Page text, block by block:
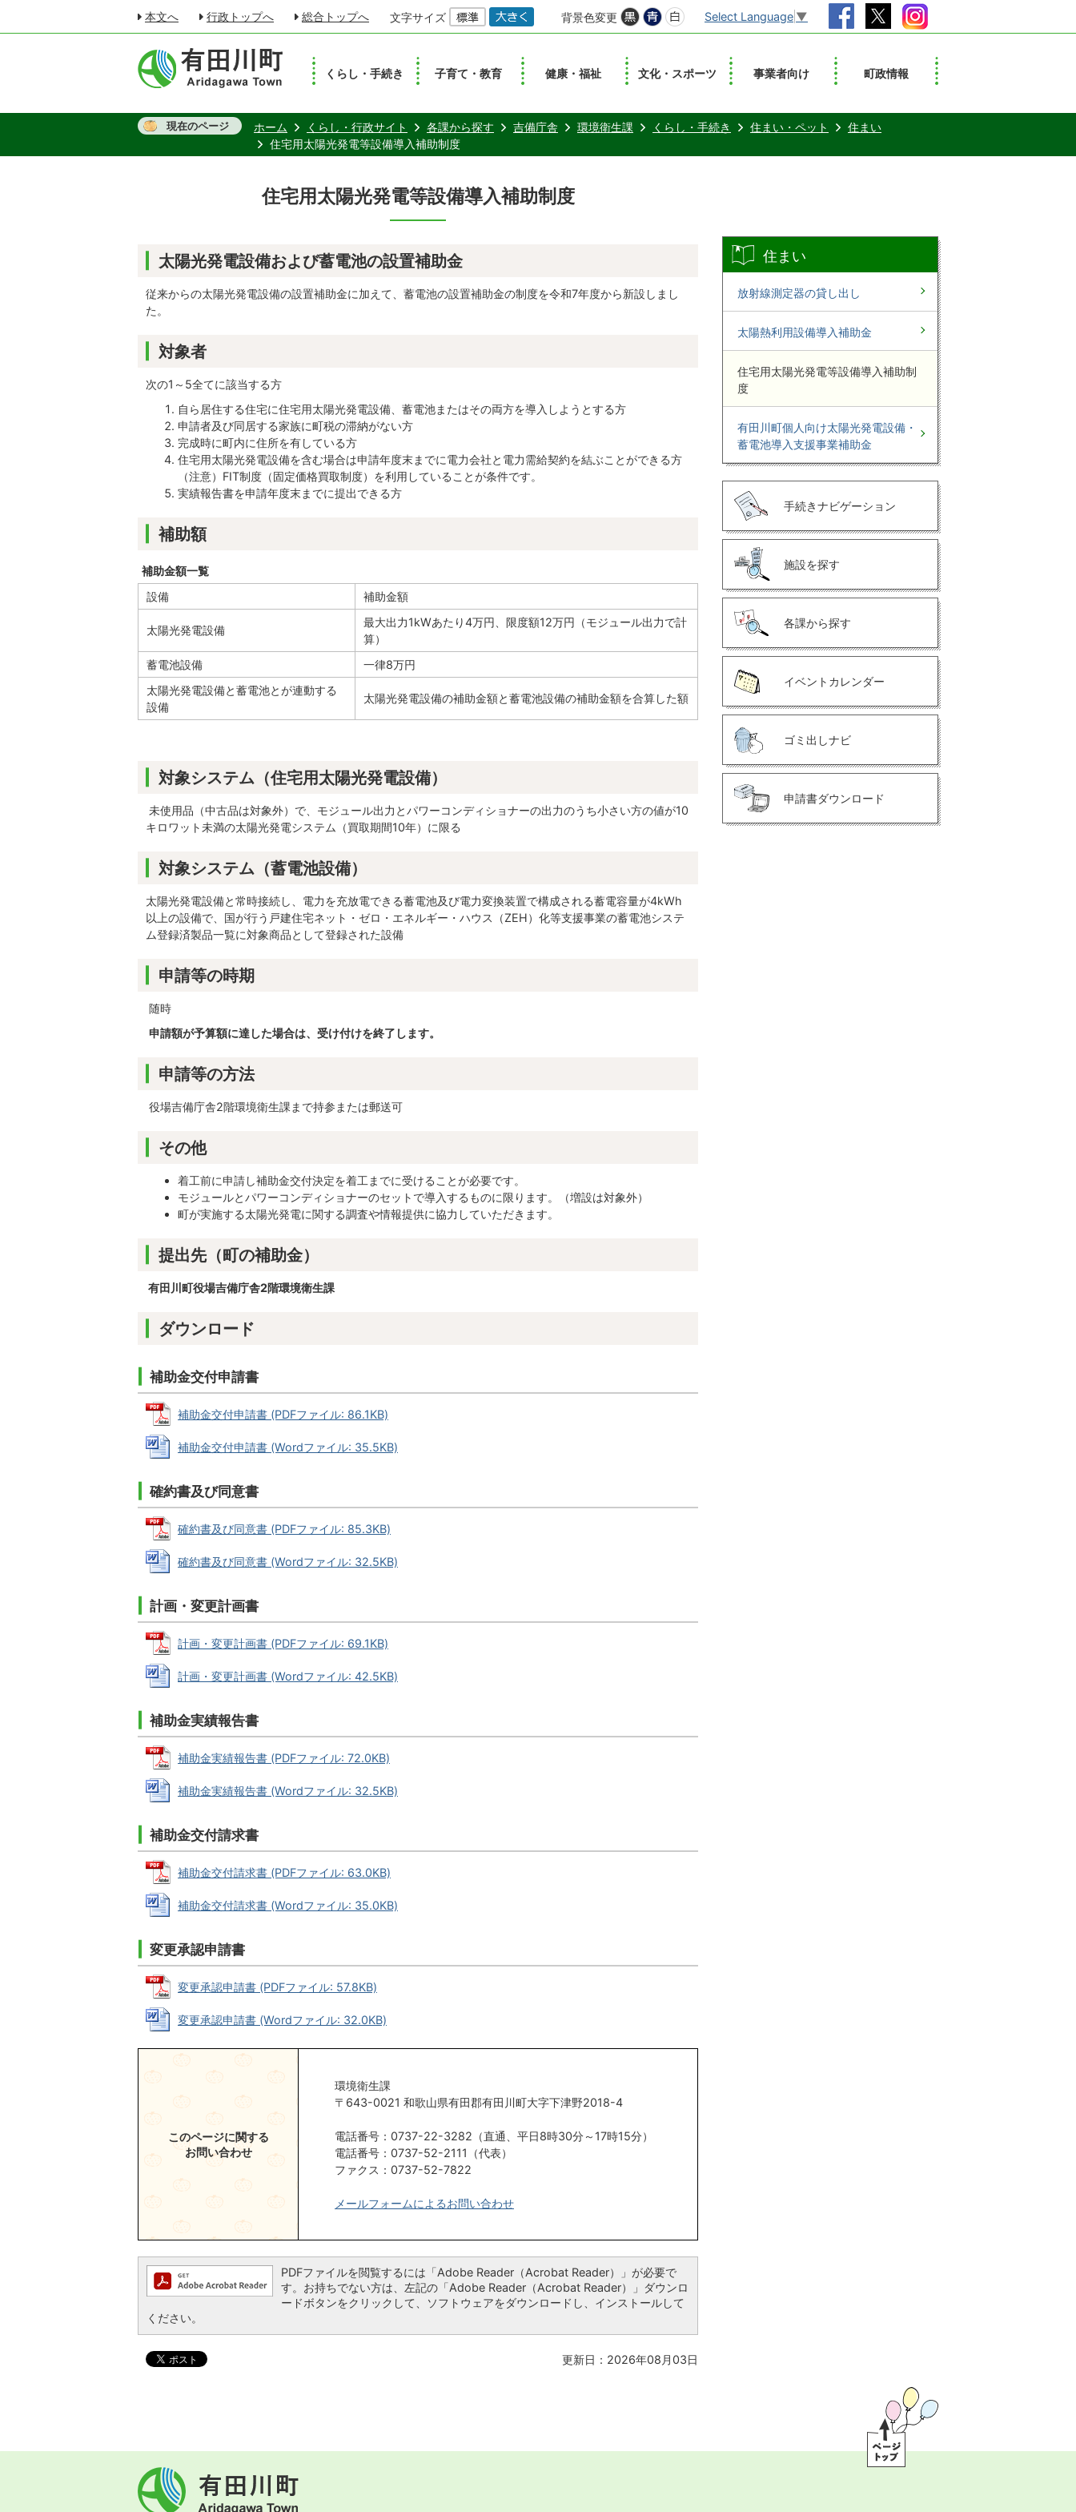
本文へ 行政トップへ 総合トップへ 文字サイズ 背景色変更 Select Language ▼
くらし・手続き 子育て・教育 健康・福祉 文化・スポーツ 事業者向け 町政情報
現在のページ ホーム くらし・行政サイト 各課から探す 吉備庁舎 環境衛生課 くらし・手続き 住まい・ペット
住まい
住宅用太陽光発電等設備導入補助制度
住宅用太陽光発電等設備導入補助制度
太陽光発電設備および蓄電池の設置補助金
従来からの太陽光発電設備の設置補助金に加えて、蓄電池の設置補助金の制度を令和7年度から新設しまし
た。
対象者
次の1～5全てに該当する方
自ら居住する住宅に住宅用太陽光発電設備、蓄電池またはその両方を導入しようとする方
申請者及び同居する家族に町税の滞納がない方
完成時に町内に住所を有している方
住宅用太陽光発電設備を含む場合は申請年度末までに電力会社と電力需給契約を結ぶことができる方
（注意）FIT制度（固定価格買取制度）を利用していることが条件です。
実績報告書を申請年度末までに提出できる方
補助額
補助金額一覧
設備
補助金額
太陽光発電設備
最大出力1kWあたり4万円、限度額12万円（モジュール出力で計
算）
蓄電池設備
一律8万円
太陽光発電設備と蓄電池とが連動する
設備
太陽光発電設備の補助金額と蓄電池設備の補助金額を合算した額
対象システム（住宅用太陽光発電設備）
未使用品（中古品は対象外）で、モジュール出力とパワーコンディショナーの出力のうち小さい方の値が10
キロワット未満の太陽光発電システム（買取期間10年）に限る
対象システム（蓄電池設備）
太陽光発電設備と常時接続し、電力を充放電できる蓄電池及び電力変換装置で構成される蓄電容量が4kWh
以上の設備で、国が行う戸建住宅ネット・ゼロ・エネルギー・ハウス（ZEH）化等支援事業の蓄電池システ
ム登録済製品一覧に対象商品として登録された設備
申請等の時期
随時
申請額が予算額に達した場合は、受け付けを終了します。
申請等の方法
役場吉備庁舎2階環境衛生課まで持参または郵送可
その他
着工前に申請し補助金交付決定を着工までに受けることが必要です。
モジュールとパワーコンディショナーのセットで導入するものに限ります。（増設は対象外）
町が実施する太陽光発電に関する調査や情報提供に協力していただきます。
提出先（町の補助金）
有田川町役場吉備庁舎2階環境衛生課
ダウンロード
補助金交付申請書
補助金交付申請書 (PDFファイル: 86.1KB)
補助金交付申請書 (Wordファイル: 35.5KB)
確約書及び同意書
確約書及び同意書 (PDFファイル: 85.3KB)
確約書及び同意書 (Wordファイル: 32.5KB)
計画・変更計画書
計画・変更計画書 (PDFファイル: 69.1KB)
計画・変更計画書 (Wordファイル: 42.5KB)
補助金実績報告書
補助金実績報告書 (PDFファイル: 72.0KB)
補助金実績報告書 (Wordファイル: 32.5KB)
補助金交付請求書
補助金交付請求書 (PDFファイル: 63.0KB)
補助金交付請求書 (Wordファイル: 35.0KB)
変更承認申請書
変更承認申請書 (PDFファイル: 57.8KB)
変更承認申請書 (Wordファイル: 32.0KB)
このページに関する
お問い合わせ
環境衛生課
〒643-0021 和歌山県有田郡有田川町大字下津野2018-4
電話番号：0737-22-3282（直通、平日8時30分～17時15分）
電話番号：0737-52-2111（代表）
ファクス：0737-52-7822
メールフォームによるお問い合わせ
PDFファイルを閲覧するには「Adobe Reader（Acrobat Reader）」が必要で
す。お持ちでない方は、左記の「Adobe Reader（Acrobat Reader）」ダウンロ
ードボタンをクリックして、ソフトウェアをダウンロードし、インストールして
ください。
更新日：2026年08月03日
住まい
放射線測定器の貸し出し
太陽熱利用設備導入補助金
住宅用太陽光発電等設備導入補助制
度
有田川町個人向け太陽光発電設備・
蓄電池導入支援事業補助金
手続きナビゲーション
施設を探す
各課から探す
イベントカレンダー
ゴミ出しナビ
申請書ダウンロード
有
田
川
ッ
プ